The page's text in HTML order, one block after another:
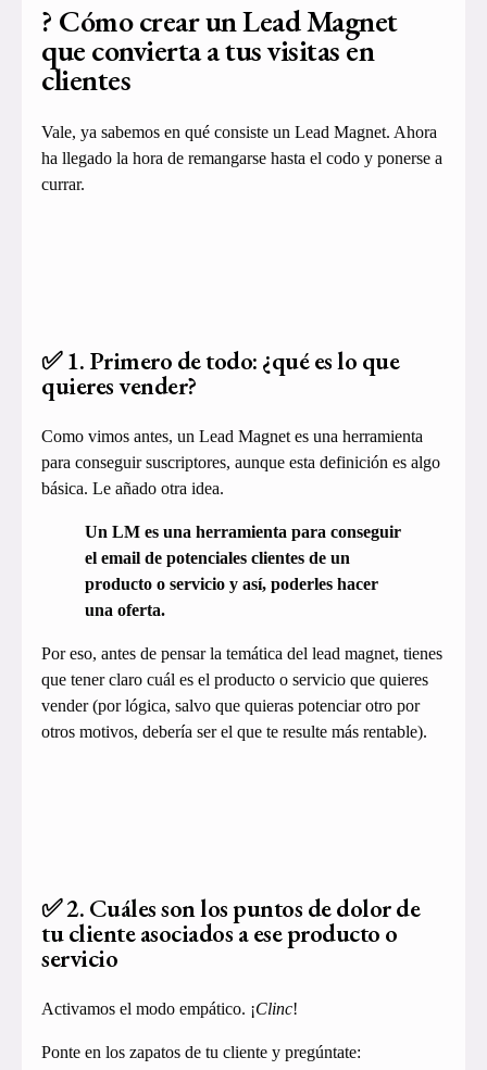
? Cómo crear un Lead Magnet
que convierta a tus visitas en
clientes
Vale, ya sabemos en qué consiste un Lead Magnet. Ahora
ha llegado la hora de remangarse hasta el codo y ponerse a
currar.
✅ 1. Primero de todo: ¿qué es lo que
quieres vender?
Como vimos antes, un Lead Magnet es una herramienta
para conseguir suscriptores, aunque esta definición es algo
básica. Le añado otra idea.
Un LM es una herramienta para conseguir
el email de potenciales clientes de un
producto o servicio y así, poderles hacer
una oferta.
Por eso, antes de pensar la temática del lead magnet, tienes
que tener claro cuál es el producto o servicio que quieres
vender (por lógica, salvo que quieras potenciar otro por
otros motivos, debería ser el que te resulte más rentable).
✅ 2. Cuáles son los puntos de dolor de
tu cliente asociados a ese producto o
servicio
Activamos el modo empático. ¡Clinc!
Ponte en los zapatos de tu cliente y pregúntate: